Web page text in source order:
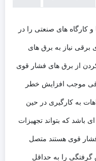
کارگاه های صنعتی را در
برقی نیاز به برق های
از برق های فشار قوی
موجب افزایش خطر
به کارگیری در حین
باشد که بتواند تجهیزات
فشار قوی هستند متصل
گرفتگی را به حداقل